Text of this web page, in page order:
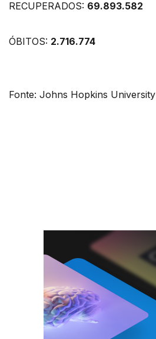
RECUPERADOS: 69.893.582
ÓBITOS: 2.716.774
Fonte: Johns Hopkins University